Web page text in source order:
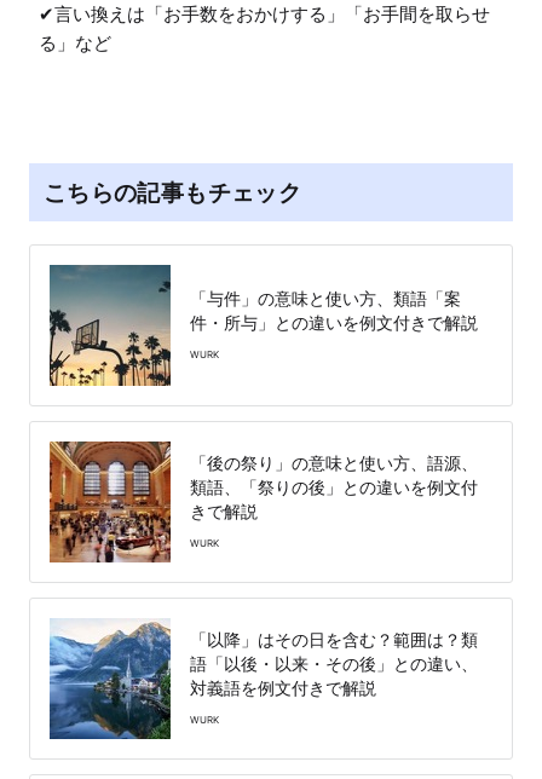
✔言い換えは「お手数をおかけする」「お手間を取らせ
る」など
こちらの記事もチェック
「与件」の意味と使い方、類語「案
件・所与」との違いを例文付きで解説
WURK
「後の祭り」の意味と使い方、語源、
類語、「祭りの後」との違いを例文付
きで解説
WURK
「以降」はその日を含む？範囲は？類
語「以後・以来・その後」との違い、
対義語を例文付きで解説
WURK